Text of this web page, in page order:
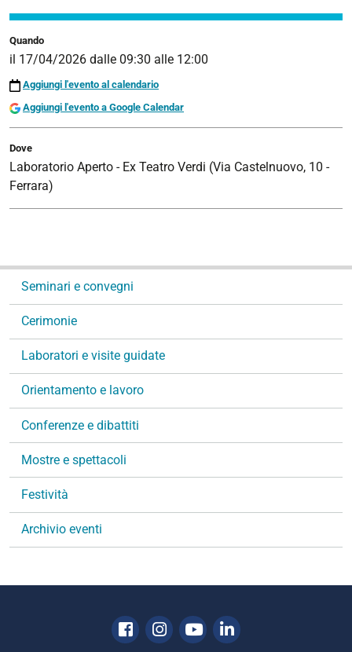
Quando
il 17/04/2026 dalle 09:30 alle 12:00
Aggiungi l'evento al calendario
Aggiungi l'evento a Google Calendar
Dove
Laboratorio Aperto - Ex Teatro Verdi (Via Castelnuovo, 10 -
Ferrara)
a
i
n
Seminari e convegni
Cerimonie
Laboratori e visite guidate
Orientamento e lavoro
Conferenze e dibattiti
Mostre e spettacoli
Festività
Archivio eventi
Facebook
Instagram
YoutubeLinkedin